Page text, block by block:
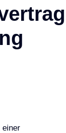
einer